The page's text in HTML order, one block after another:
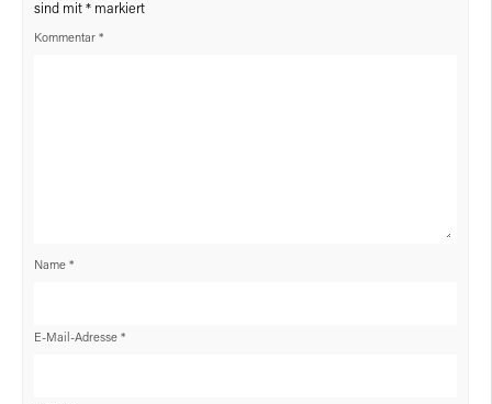
sind mit * markiert
Kommentar *
Name *
E-Mail-Adresse *